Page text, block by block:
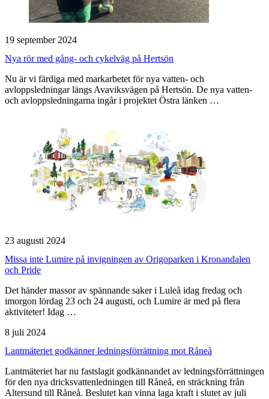
19 september 2024
Nya rör med gång- och cykelväg på Hertsön
Nu är vi färdiga med markarbetet för nya vatten- och
avloppsledningar längs Avaviksvägen på Hertsön. De nya vatten-
och avloppsledningarna ingår i projektet Östra länken …
23 augusti 2024
Missa inte Lumire på invigningen av Origoparken i Kronandalen
och Pride
Det händer massor av spännande saker i Luleå idag fredag och
imorgon lördag 23 och 24 augusti, och Lumire är med på flera
aktiviteter! Idag …
8 juli 2024
Lantmäteriet godkänner ledningsförrättning mot Råneå
Lantmäteriet har nu fastslagit godkännandet av ledningsförrättningen
för den nya dricksvattenledningen till Råneå, en sträckning från
Altersund till Råneå. Beslutet kan vinna laga kraft i slutet av juli